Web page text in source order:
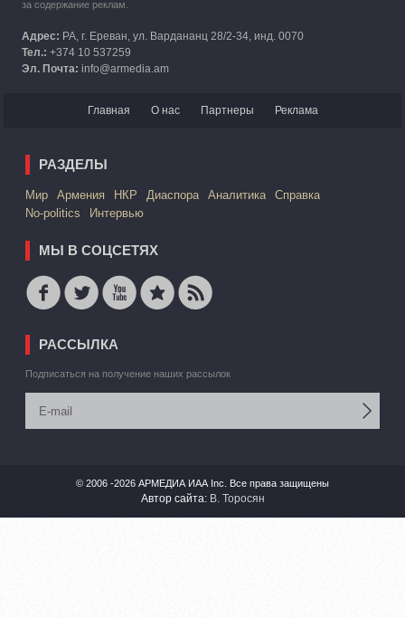
за содержание реклам.
Адрес: РА, г. Ереван, ул. Вардананц 28/2-34, инд. 0070
Тел.: +374 10 537259
Эл. Почта: info@armedia.am
Главная О нас Партнеры Реклама
РАЗДЕЛЫ
Mир Армения НКР Диаспора Аналитика
Справка
No-politics
Интервью
МЫ В СОЦСЕТЯХ
РАССЫЛКА
Подписаться на получение наших рассылок
© 2006 -2026 АРМЕДИА ИАА Inc. Все права защищены
Автор сайта: В. Торосян